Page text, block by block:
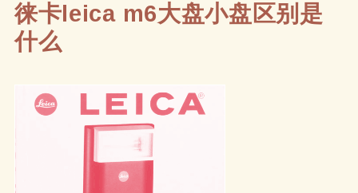
徕卡leica m6大盘小盘区别是
什么